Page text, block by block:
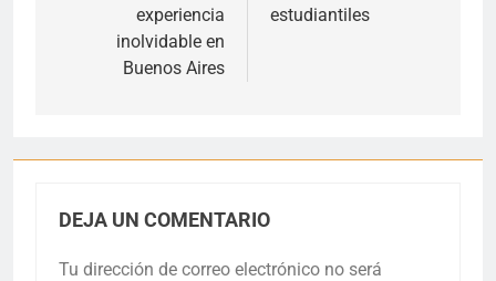
experiencia
inolvidable en
Buenos Aires
estudiantiles
DEJA UN COMENTARIO
Tu dirección de correo electrónico no será